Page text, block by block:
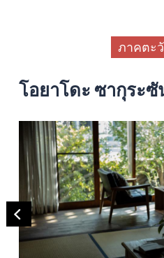
ภาคตะ
โอยาโดะ ซากุระ